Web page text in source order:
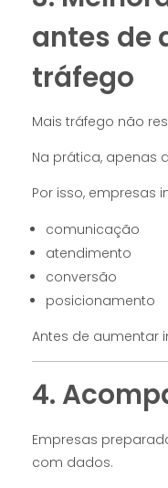
antes de
tráfego
Mais tráfego não
Na prática, apenas
Por isso, empresas
comunicação
atendimento
conversão
posicionamento
Antes de aumentar
4.
Empresas
com dados.